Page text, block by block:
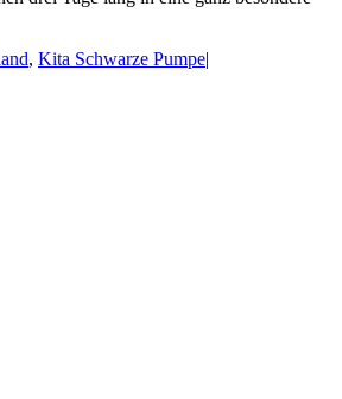
, Kita Schwarze Pumpe|